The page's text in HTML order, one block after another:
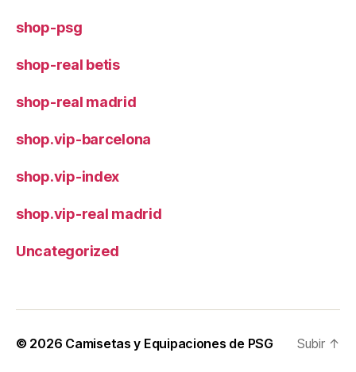
shop-psg
shop-real betis
shop-real madrid
shop.vip-barcelona
shop.vip-index
shop.vip-real madrid
Uncategorized
© 2026 Camisetas y Equipaciones de PSG Subir ↑